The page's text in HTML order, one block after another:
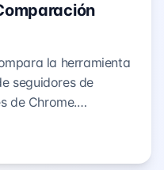
la herramienta
seguidores de
de Chrome.
en navegador
Instagram.